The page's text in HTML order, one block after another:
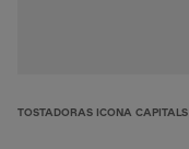
TOSTADORAS ICONA CAPITALS